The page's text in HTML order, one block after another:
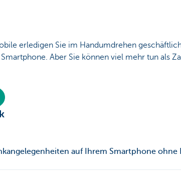
erledigen Sie im Handumdrehen
Aber Sie können viel mehr tun als
auf Ihrem Smartphone ohne